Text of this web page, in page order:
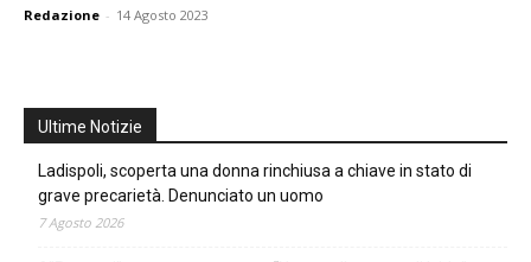
Redazione - 14 Agosto 2023
Ultime Notizie
Ladispoli, scoperta una donna rinchiusa a chiave in stato di
grave precarietà. Denunciato un uomo
7 Agosto 2026